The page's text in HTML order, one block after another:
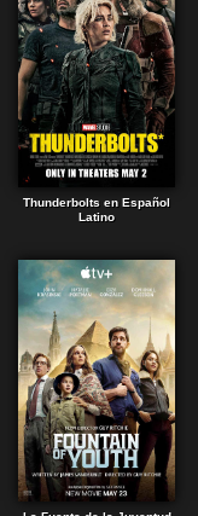
Thunderbolts en Español
Latino